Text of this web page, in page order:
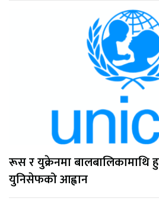
रूस र युक्रेनमा बालबालिकामाथि
युनिसेफको आह्वान